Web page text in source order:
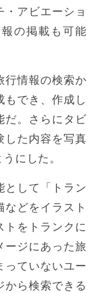
・アビエーショ
の掲載も可能
行情報の検索か
もでき、作成し
だ。さらにタビ
した内容を写真
にした。
として「トラン
どをイラスト
トをトランクに
ージにあった旅
っていないユー
から検索できる